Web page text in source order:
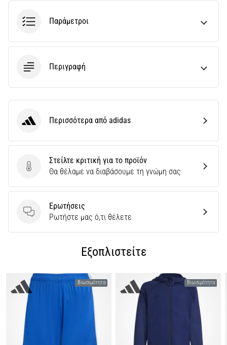
Παράμετροι
Περιγραφή
Στείλτε κριτική για το προϊόν
Στείλτε κριτική για το προϊόν
Θα θέλαμε να διαβάσουμε τη γνώμη σας
Ερωτήσεις
Ερωτήσεις
Ρωτήστε μας ό,τι θέλετε
adidas Περισσότερα από adidas
Εξοπλιστείτε
Βιωσιμότητα Βιωσιμότητα